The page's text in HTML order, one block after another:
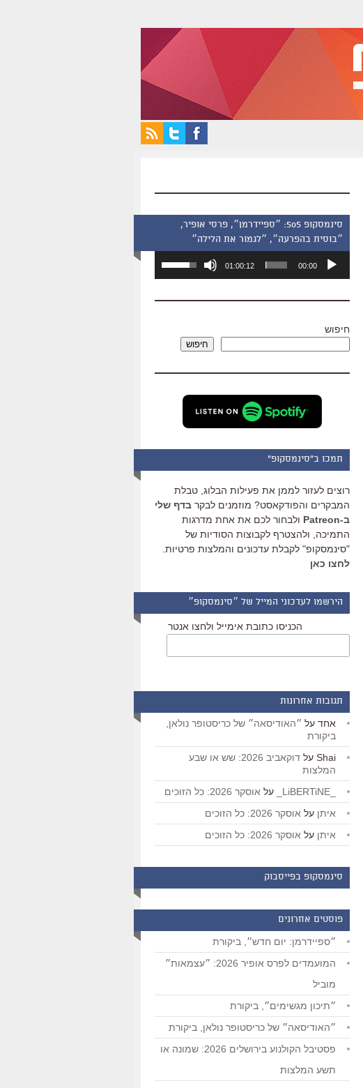
סינמסקופ 505: ״ספיידרמן״, פרסי אופיר,
״בוסית בהפרעה״, ״לגמור את הלילה״
אודיו
00:00
01:00:12
השתמש
כדי
שמע.
חיפוש
חיפוש
תמכו ב"סינמסקופ"
רוצים לעזור לממן את פעילות הבלוג, טבלת
המבקרים והפודקאסט? מוזמנים לבקר בדף שלי
ב-Patreon
ולבחור לכם את אחת מדרגות
התמיכה, ולהצטרף לקבוצות הסודיות של
"סינמסקופ" לקבלת עדכונים והמלצות פרטיות.
לחצו כאן
הירשמו לעדכוני המייל של ״סינמסקופ״
הכניסו כתובת אימייל ולחצו אנטר
תגובות אחרונות
אחד על ״האודיסאה״ של כריסטופר נולאן,
ביקורת
Shai על
דוקאביב 2026: שש או שבע
המלצות
על אוסקר 2026: כל הזוכים
איתן על אוסקר 2026: כל הזוכים
איתן על אוסקר 2026: כל הזוכים
סינמסקופ בפייסבוק
פוסטים אחרונים
״ספיידרמן: יום חדש״, ביקורת
המועמדים לפרס אופיר 2026: ״עצמאות״
מוביל
״תיכון מגשימים״, ביקורת
״האודיסאה״ של כריסטופר נולאן, ביקורת
פסטיבל הקולנוע בירושלים 2026: שמונה או
תשע המלצות